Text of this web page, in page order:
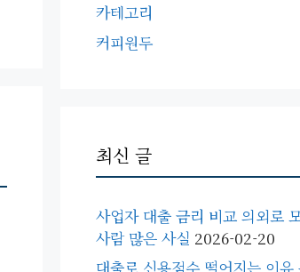
카테고리
커피원두
최신 글
사업자 대출 금리 비교 의외로
사람 많은 사실 2026-02-20
대출로 신용점수 떨어지는 이유